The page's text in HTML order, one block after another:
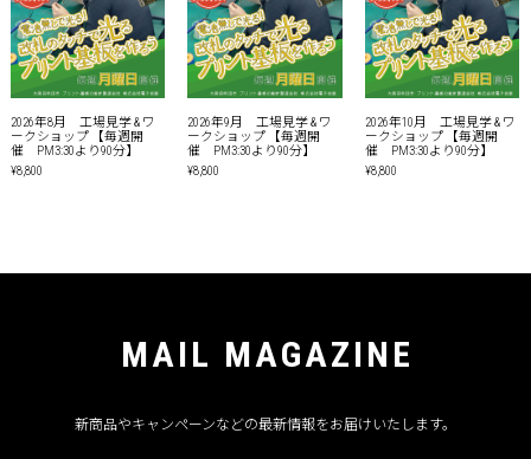
2026年8月 工場見学 & ワ
ークショップ 【毎週開
催 PM3:30より90分】
¥8,800
2026年9月 工場見学 & ワ
ークショップ 【毎週開
催 PM3:30より90分】
¥8,800
2026年10月 工場見学 & ワ
ークショップ 【毎週開
催 PM3:30より90分】
¥8,800
MAIL MAGAZINE
新商品やキャンペーンなどの最新情報をお届けいたします。